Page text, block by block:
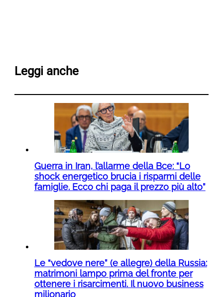
Leggi anche
Guerra in Iran, l’allarme della Bce: “Lo
shock energetico brucia i risparmi delle
famiglie. Ecco chi paga il prezzo più alto”
Le “vedove nere” (e allegre) della Russia:
matrimoni lampo prima del fronte per
ottenere i risarcimenti. Il nuovo business
milionario